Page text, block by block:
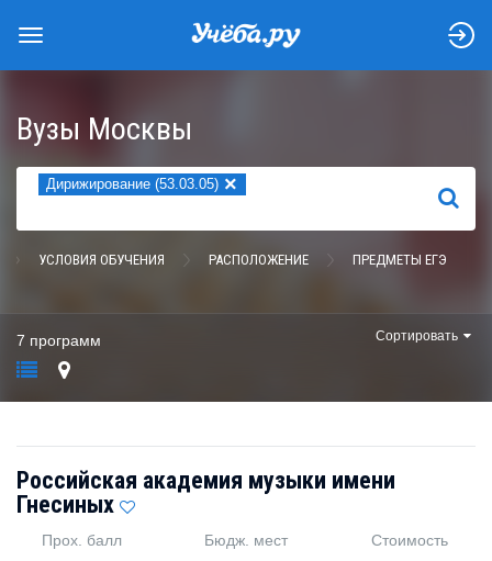
Вузы Москвы
Дирижирование (53.03.05) ×
НАЙТИ
УСЛОВИЯ ОБУЧЕНИЯ РАСПОЛОЖЕНИЕ ПРЕДМЕТЫ ЕГЭ
7 программ Сортировать
Российская академия музыки имени
Гнесиных
Прох. балл Бюдж. мест Стоимость